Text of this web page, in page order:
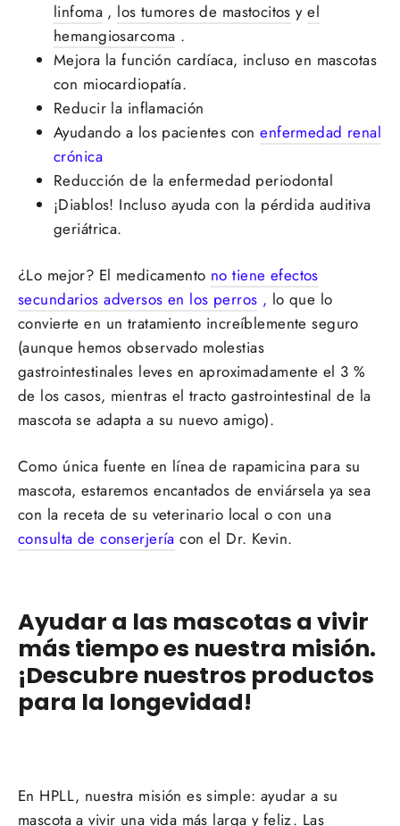
linfoma , los tumores de mastocitos y el
hemangiosarcoma .
Mejora la función cardíaca, incluso en mascotas
con miocardiopatía.
Reducir la inflamación
Ayudando a los pacientes con enfermedad renal
crónica
Reducción de la enfermedad periodontal
¡Diablos! Incluso ayuda con la pérdida auditiva
geriátrica.
¿Lo mejor? El medicamento no tiene efectos
secundarios adversos en los perros , lo que lo
convierte en un tratamiento increíblemente seguro
(aunque hemos observado molestias
gastrointestinales leves en aproximadamente el 3 %
de los casos, mientras el tracto gastrointestinal de la
mascota se adapta a su nuevo amigo).
Como única fuente en línea de rapamicina para su
mascota, estaremos encantados de enviársela ya sea
con la receta de su veterinario local o con una
consulta de conserjería con el Dr. Kevin.
Ayudar a las mascotas a vivir
más tiempo es nuestra misión.
¡Descubre nuestros productos
para la longevidad!
En HPLL, nuestra misión es simple: ayudar a su
mascota a vivir una vida más larga y feliz. Las